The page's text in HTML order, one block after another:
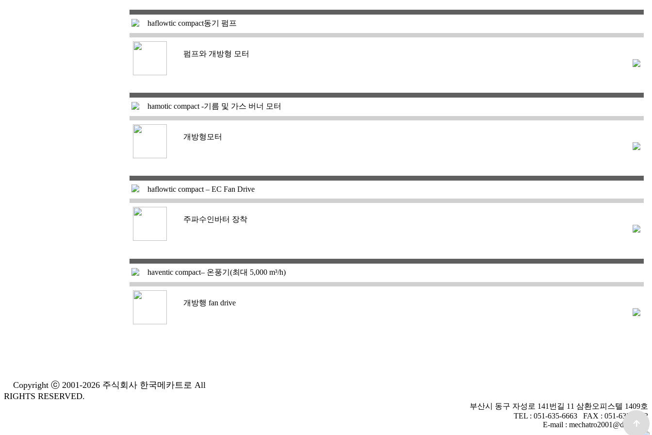
haflowtic compact동기 펌프
펌프와 개방형 모터
hamotic compact -기름 및 가스 버너 모터
개방형모터
haflowtic compact – EC Fan Drive
주파수인바터 장착
haventic compact– 온풍기(최대 5,000 m³/h)
개방행 fan drive
Copyright ⓒ 2001-2026 주식회사 한국메카트로 All
RIGHTS RESERVED.
부산시 동구 자성로 141번길 11 삼환오피스텔 1409호
TEL : 051-635-6663 FAX : 051-635-6632
E-mail : mechatro2001@daum.net